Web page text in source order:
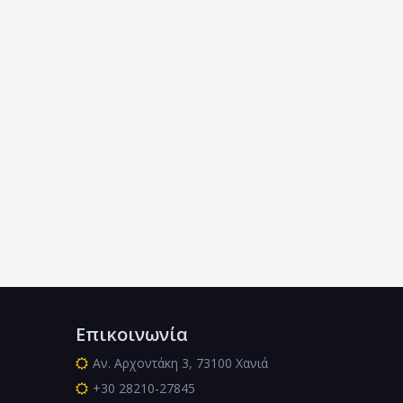
Επικοινωνία
Αν. Αρχοντάκη 3, 73100 Χανιά
+30 28210-27845